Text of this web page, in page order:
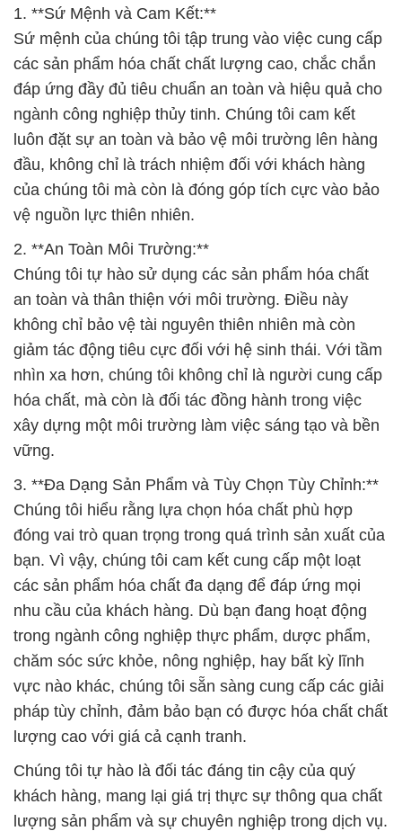
1. **Sứ Mệnh và Cam Kết:**
Sứ mệnh của chúng tôi tập trung vào việc cung cấp
các sản phẩm hóa chất chất lượng cao, chắc chắn
đáp ứng đầy đủ tiêu chuẩn an toàn và hiệu quả cho
ngành công nghiệp thủy tinh. Chúng tôi cam kết
luôn đặt sự an toàn và bảo vệ môi trường lên hàng
đầu, không chỉ là trách nhiệm đối với khách hàng
của chúng tôi mà còn là đóng góp tích cực vào bảo
vệ nguồn lực thiên nhiên.
2. **An Toàn Môi Trường:**
Chúng tôi tự hào sử dụng các sản phẩm hóa chất
an toàn và thân thiện với môi trường. Điều này
không chỉ bảo vệ tài nguyên thiên nhiên mà còn
giảm tác động tiêu cực đối với hệ sinh thái. Với tầm
nhìn xa hơn, chúng tôi không chỉ là người cung cấp
hóa chất, mà còn là đối tác đồng hành trong việc
xây dựng một môi trường làm việc sáng tạo và bền
vững.
3. **Đa Dạng Sản Phẩm và Tùy Chọn Tùy Chỉnh:**
Chúng tôi hiểu rằng lựa chọn hóa chất phù hợp
đóng vai trò quan trọng trong quá trình sản xuất của
bạn. Vì vậy, chúng tôi cam kết cung cấp một loạt
các sản phẩm hóa chất đa dạng để đáp ứng mọi
nhu cầu của khách hàng. Dù bạn đang hoạt động
trong ngành công nghiệp thực phẩm, dược phẩm,
chăm sóc sức khỏe, nông nghiệp, hay bất kỳ lĩnh
vực nào khác, chúng tôi sẵn sàng cung cấp các giải
pháp tùy chỉnh, đảm bảo bạn có được hóa chất chất
lượng cao với giá cả cạnh tranh.
Chúng tôi tự hào là đối tác đáng tin cậy của quý
khách hàng, mang lại giá trị thực sự thông qua chất
lượng sản phẩm và sự chuyên nghiệp trong dịch vụ.